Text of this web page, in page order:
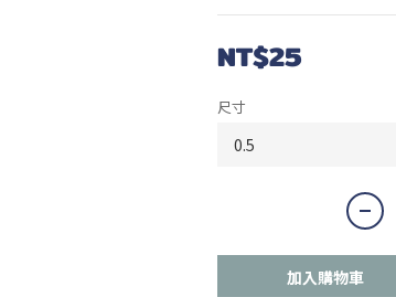
NT$25
尺寸
加入購物車